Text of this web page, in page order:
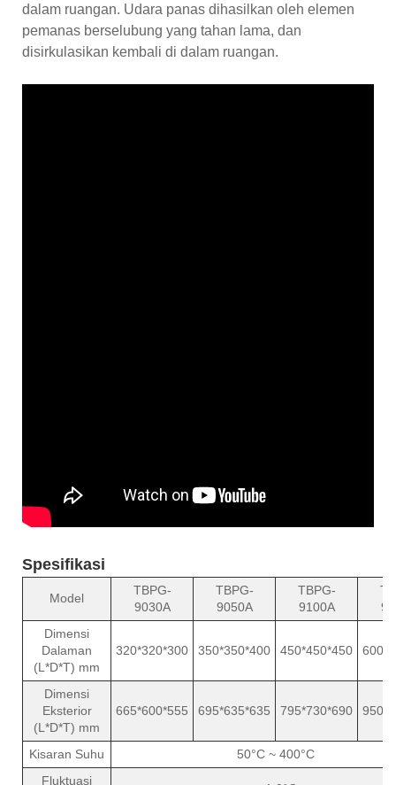
dalam ruangan. Udara panas dihasilkan oleh elemen
pemanas berselubung yang tahan lama, dan
disirkulasikan kembali di dalam ruangan.
Spesifikasi
Model
TBPG-
9030A
TBPG-
9050A
TBPG-
9100A
Dimensi
Dalaman
(L*D*T) mm
320*320*300 350*350*400 450*450*450
Dimensi
Eksterior
(L*D*T) mm
665*600*555 695*635*635 795*730*690
Kisaran Suhu
50°C ~ 400°C
Fluktuasi